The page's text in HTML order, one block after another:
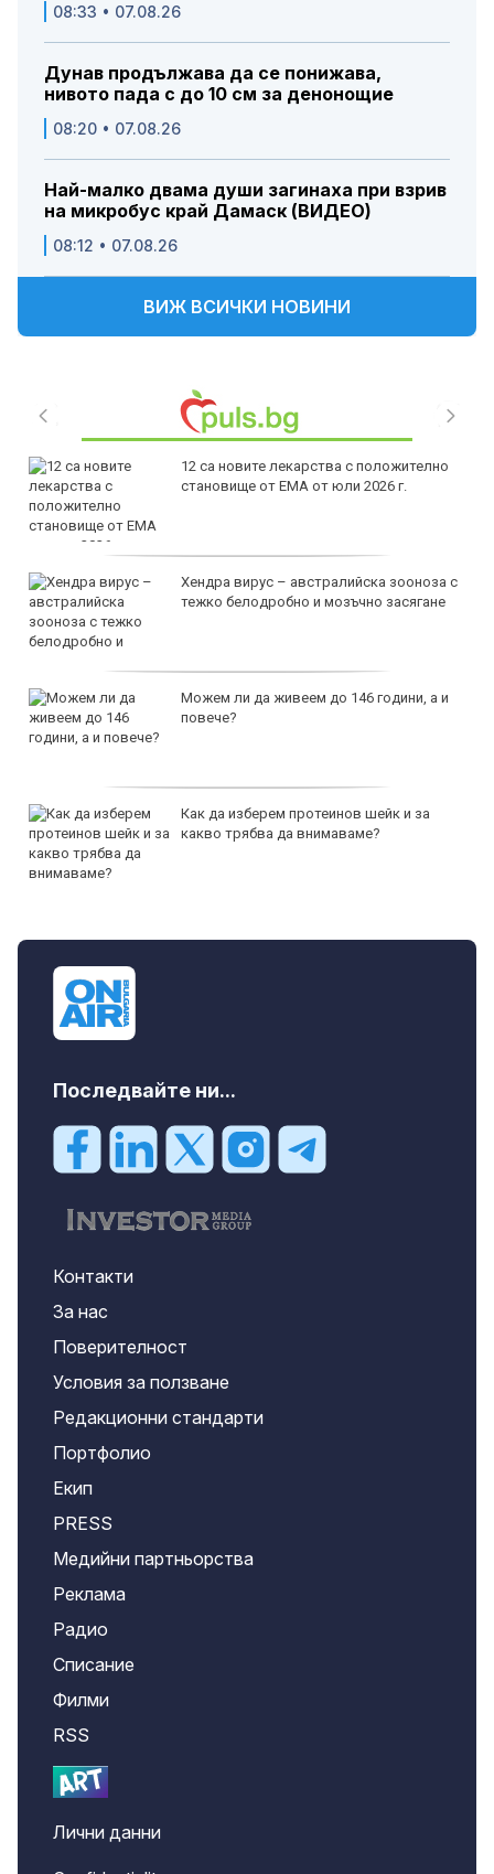
08:33 • 07.08.26
Дунав продължава да се понижава,
нивото пада с до 10 см за денонощие
08:20 • 07.08.26
Най-малко двама души загинаха при взрив
на микробус край Дамаск (ВИДЕО)
08:12 • 07.08.26
ВИЖ ВСИЧКИ НОВИНИ
12 са новите лекарства с положително
становище от ЕМА от юли 2026 г.
Хендра вирус – австралийска зооноза с
тежко белодробно и мозъчно засягане
Можем ли да живеем до 146 години, а и
повече?
Как да изберем протеинов шейк и за
какво трябва да внимаваме?
Последвайте ни...
Контакти
За нас
Поверителност
Условия за ползване
Редакционни стандарти
Портфолио
Екип
PRESS
Медийни партньорства
Реклама
Радио
Списание
Филми
RSS
Лични данни